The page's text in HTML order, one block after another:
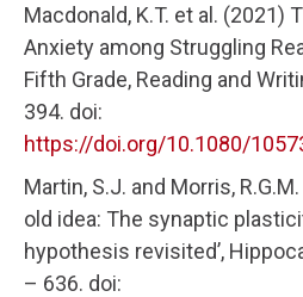
Macdonald, K.T. et al. (2021)
Anxiety among Struggling
Fifth Grade, Reading and
394. doi:
https://doi.org/10.1080/
Martin, S.J. and Morris,
old idea: The synaptic
hypothesis revisited’,
– 636. doi: